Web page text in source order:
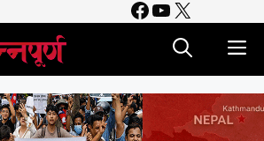
Facebook
YouTube
X